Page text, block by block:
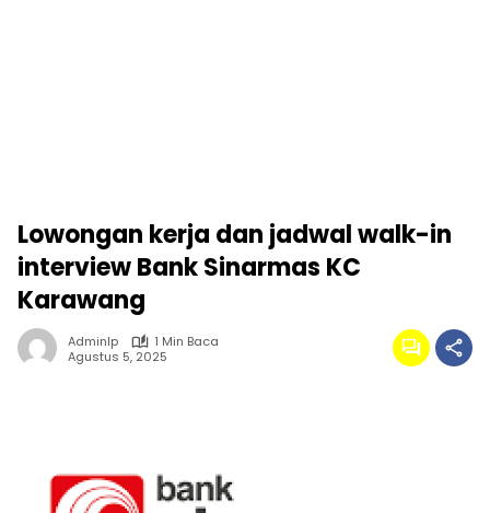
Lowongan kerja dan jadwal walk-in
interview Bank Sinarmas KC
Karawang
Adminlp
1 Min Baca
Agustus 5, 2025